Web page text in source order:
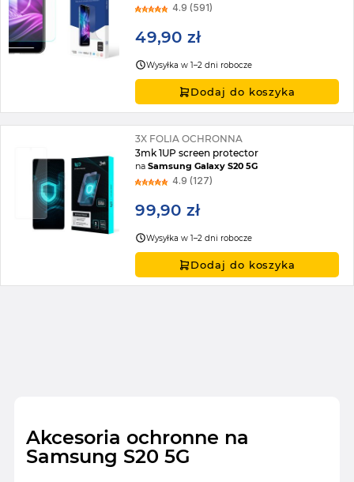
4.9 (591)
49,90 zł
Wysyłka w 1–2 dni robocze
Dodaj do koszyka
3X FOLIA OCHRONNA
3mk 1UP screen protector
naSamsung Galaxy S20 5G
4.9 (127)
99,90 zł
Wysyłka w 1–2 dni robocze
Dodaj do koszyka
Akcesoria ochronne na
Samsung S20 5G